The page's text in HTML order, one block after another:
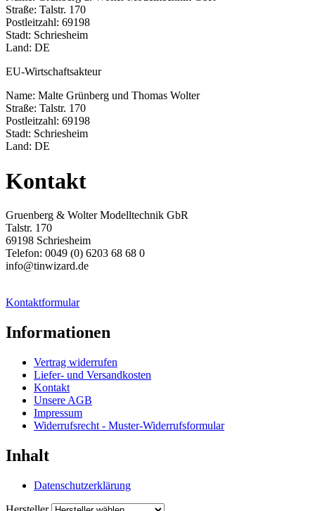
Straße: Talstr. 170
Postleitzahl: 69198
Stadt: Schriesheim
Land: DE
EU-Wirtschaftsakteur
Name: Malte Grünberg und Thomas Wolter
Straße: Talstr. 170
Postleitzahl: 69198
Stadt: Schriesheim
Land: DE
Kontakt
Gruenberg & Wolter Modelltechnik GbR
Talstr. 170
69198 Schriesheim
Telefon: 0049 (0) 6203 68 68 0
info@tinwizard.de
Kontaktformular
Informationen
Vertrag widerrufen
Liefer- und Versandkosten
Kontakt
Unsere AGB
Impressum
Widerrufsrecht - Muster-Widerrufsformular
Inhalt
Datenschutzerklärung